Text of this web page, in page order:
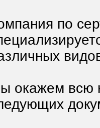
по
окажем всю